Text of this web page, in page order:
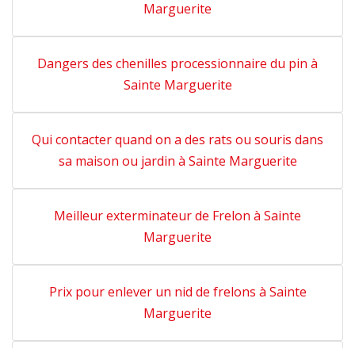
Marguerite
Dangers des chenilles processionnaire du pin à
Sainte Marguerite
Qui contacter quand on a des rats ou souris dans
sa maison ou jardin à Sainte Marguerite
Meilleur exterminateur de Frelon à Sainte
Marguerite
Prix pour enlever un nid de frelons à Sainte
Marguerite